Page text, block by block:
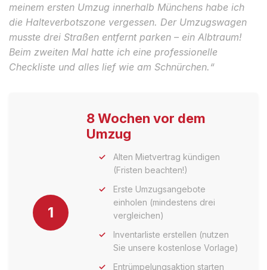
meinem ersten Umzug innerhalb Münchens habe ich
die Halteverbotszone vergessen. Der Umzugswagen
musste drei Straßen entfernt parken – ein Albtraum!
Beim zweiten Mal hatte ich eine professionelle
Checkliste und alles lief wie am Schnürchen.“
1
8 Wochen vor dem
Umzug
Alten Mietvertrag kündigen
(Fristen beachten!)
Erste Umzugsangebote
einholen (mindestens drei
vergleichen)
Inventarliste erstellen (nutzen
Sie unsere kostenlose Vorlage)
Entrümpelungsaktion starten